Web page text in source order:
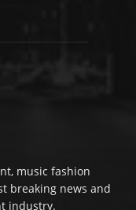
music fashion
breaking news and
industry.